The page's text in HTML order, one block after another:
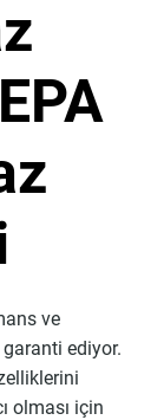
ve
garanti ediyor.
olması için